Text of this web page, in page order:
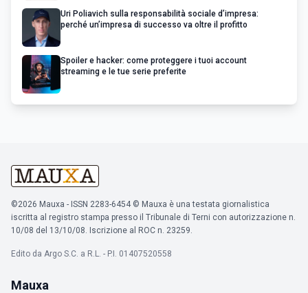
Uri Poliavich sulla responsabilità sociale d’impresa:
perché un’impresa di successo va oltre il profitto
Spoiler e hacker: come proteggere i tuoi account
streaming e le tue serie preferite
©2026 Mauxa - ISSN 2283-6454 © Mauxa è una testata giornalistica
iscritta al registro stampa presso il Tribunale di Terni con autorizzazione n.
10/08 del 13/10/08. Iscrizione al ROC n. 23259.
Edito da Argo S.C. a R.L. - P.I. 01407520558
Mauxa